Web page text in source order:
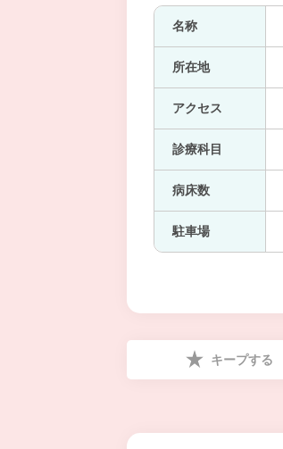
名称
所在地
アクセス
診療科目
病床数
駐車場
キープする